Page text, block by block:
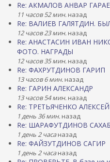
Re: АКМАЛОВ АНВАР
11 часов 52 мин. назад
Re: ВАЛИЕВ ГАЛЯТДИН.
12 часов 23 мин. назад
Re: АНАСТАСИН ИВАН
ФОТО. НАГРАДЫ
12 часов 35 мин. назад
Re: ФАХРУТДИНОВ ГАРИП
13 часов 6 мин. назад
Re: ГАРИН АЛЕКСАНДР
13 часов 54 мин. назад
Re: ТРЕТЬЯЧЕНКО
1 день 36 мин. назад
Re: ШАРАФУТДИНОВ
1 день 2 часаназад
Re: ФАЙЗУТДИНОВ САГИР
1 день 2 часаназад